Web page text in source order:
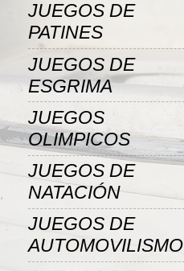
JUEGOS DE
PATINES
JUEGOS DE
ESGRIMA
JUEGOS
OLIMPICOS
JUEGOS DE
NATACIÓN
JUEGOS DE
AUTOMOVILISMO